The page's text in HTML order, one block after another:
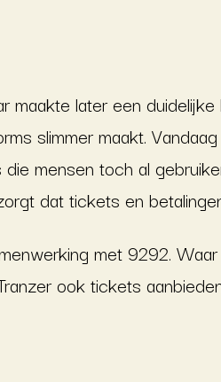
maakte later een
slimmer maakt.
mensen toch al
dat tickets en
met 9292.
ook tickets